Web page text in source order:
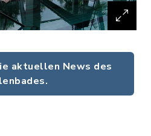
aktuellen News des